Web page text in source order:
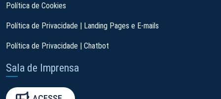
Política de Cookies
Política de Privacidade | Landing Pages e E-mails
Política de Privacidade | Chatbot
Sala de Imprensa